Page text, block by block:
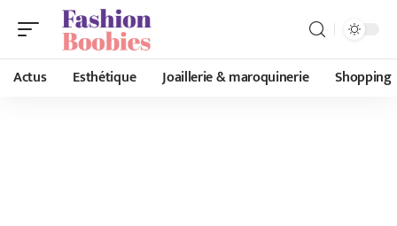
Actus Esthétique Joaillerie & maroquinerie Shopping